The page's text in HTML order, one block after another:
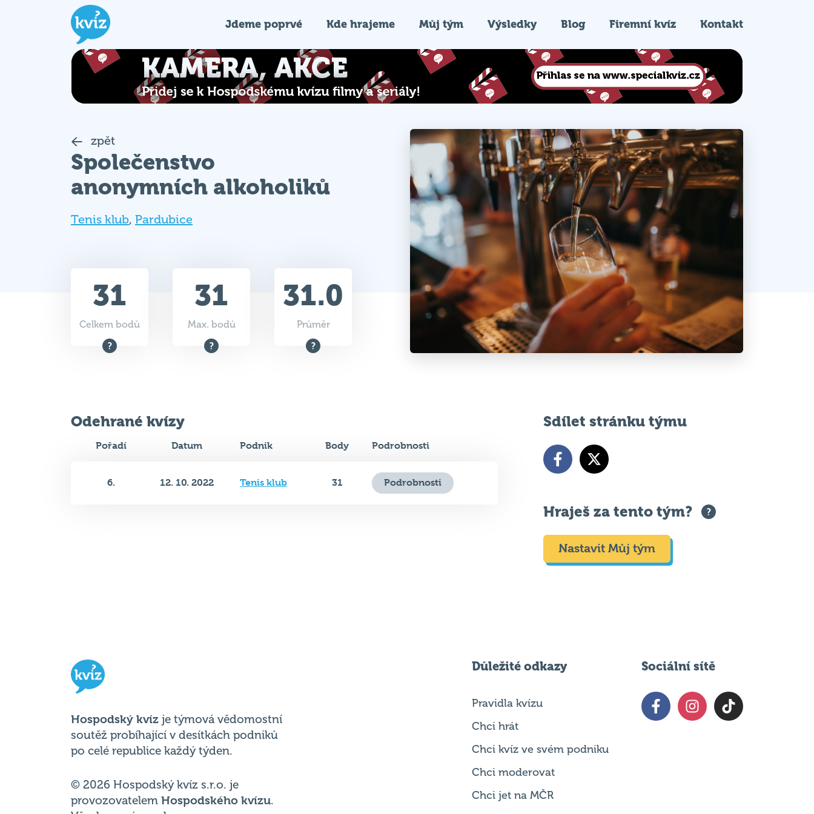
Jdeme poprvé Kde hrajeme Můj tým Výsledky Blog Firemní kvíz Kontakt
zpět
Společenstvo
anonymních alkoholiků
Tenis klub, Pardubice
31
Celkem bodů
31
Max. bodů
31.0
Průměr
Odehrané kvízy
Pořadí Datum Podnik Body Podrobnosti
6. 12. 10. 2022 Tenis klub 31 Podrobnosti
Sdílet stránku týmu
Hraješ za tento tým?
Nastavit Můj tým
Hospodský kvíz je týmová vědomostní
soutěž probíhající v desítkách podniků
po celé republice každý týden.
© 2026 Hospodský kvíz s.r.o. je
provozovatelem Hospodského kvízu.
Důležité odkazy
Pravidla kvízu
Chci hrát
Chci kvíz ve svém podniku
Chci moderovat
Chci jet na MČR
Sociální sítě